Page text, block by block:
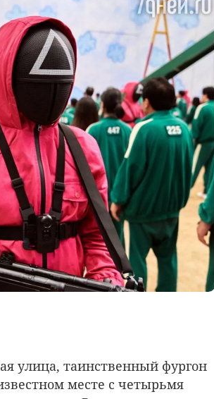
улица, таинственный фургон
месте с четырьмя